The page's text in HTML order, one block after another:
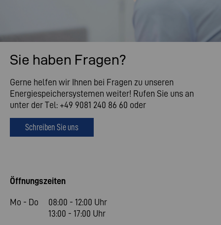
Sie haben Fragen?
Gerne helfen wir Ihnen bei Fragen zu unseren
Energiespeichersystemen weiter! Rufen Sie uns an
unter der Tel: +49 9081 240 86 60 oder
Schreiben Sie uns
Öffnungszeiten
Mo - Do
08:00 - 12:00 Uhr
13:00 - 17:00 Uhr